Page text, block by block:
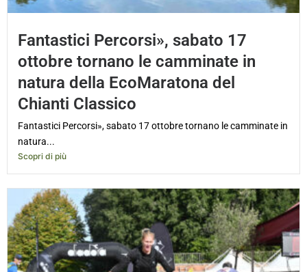
Fantastici Percorsi», sabato 17
ottobre tornano le camminate in
natura della EcoMaratona del
Chianti Classico
Fantastici Percorsi», sabato 17 ottobre tornano le camminate in
natura...
Scopri di più